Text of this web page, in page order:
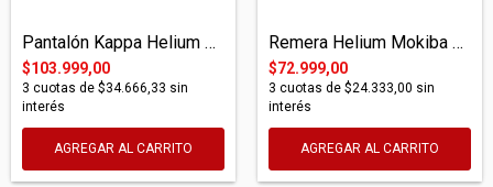
Pantalón Kappa Helium Miragi Pro
$103.999,00
3 cuotas de $34.666,33 sin
interés
AGREGAR AL CARRITO
Remera Helium Mokiba Pro
$72.999,00
3 cuotas de $24.333,00 sin
interés
AGREGAR AL CARRITO